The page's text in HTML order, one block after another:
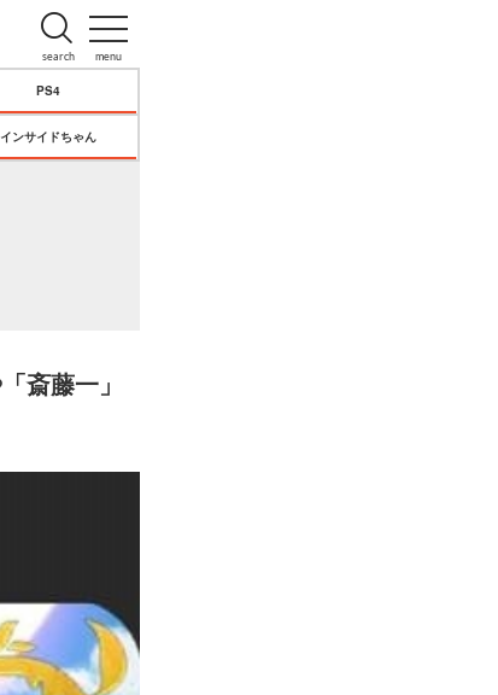
menu
search
PS4
インサイドちゃん
斎藤一」